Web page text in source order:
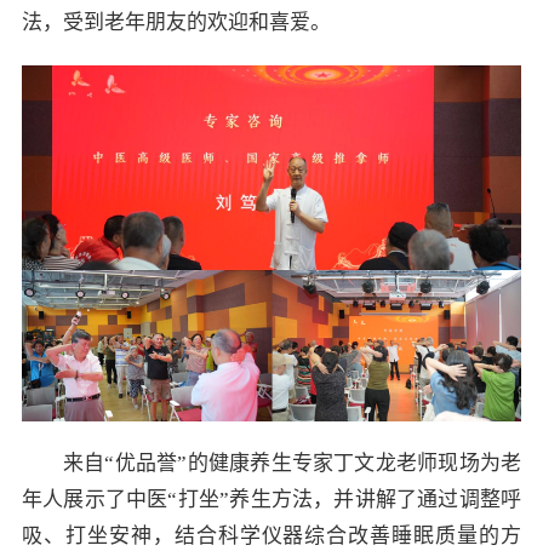
法，受到老年朋友的欢迎和喜爱。
来自“优品誉”的健康养生专家丁文龙老师现场为老
年人展示了中医“打坐”养生方法，并讲解了通过调整呼
吸、打坐安神，结合科学仪器综合改善睡眠质量的方